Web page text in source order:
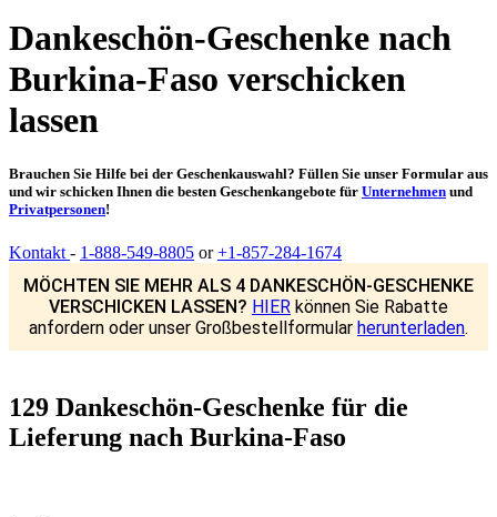
Dankeschön-Geschenke nach
Burkina-Faso verschicken
lassen
Brauchen Sie Hilfe bei der Geschenkauswahl? Füllen Sie unser Formular aus
und wir schicken Ihnen die besten Geschenkangebote für Unternehmen und
Privatpersonen!
Kontakt - 1-888-549-8805 or+1-857-284-1674
MÖCHTEN SIE MEHR ALS 4 DANKESCHÖN-GESCHENKE
VERSCHICKEN LASSEN? HIER können Sie Rabatte
anfordern oder unser Großbestellformular herunterladen.
129 Dankeschön-Geschenke für die
Lieferung nach Burkina-Faso